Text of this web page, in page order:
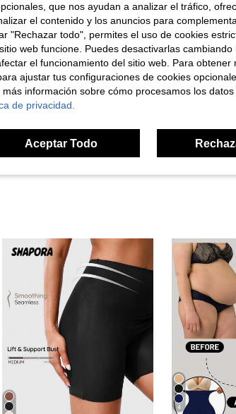
Útil (4)
4
que nos ayudan a analizar el tráfico,
el contenido y los anuncios para
"Rechazar todo", permites el uso de cookies
web funcione. Puedes desactivarlas cambiando
el funcionamiento del sitio web. Para obtener
ajustar tus configuraciones de cookies
información sobre cómo procesamos los datos
de privacidad.
Aceptar Todo